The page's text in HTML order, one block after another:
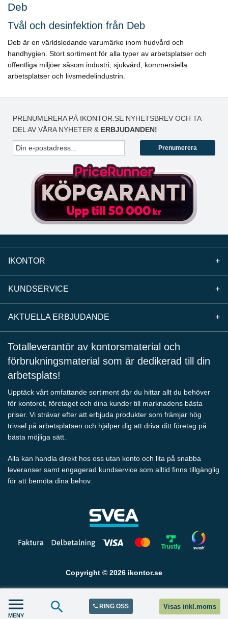
Deb
Tvål och desinfektion från Deb
Deb är en världsledande varumärke inom hudvård och
handhygien. Stort sortiment för alla typer av arbetsplatser och
offentliga miljöer såsom industri, sjukvård, kommersiella
arbetsplatser och livsmedelindustrin.
PRENUMERERA PÅ IKONTOR.SE NYHETSBREV OCH TA
DEL AV VÅRA NYHETER & ERBJUDANDEN!
Prenumerera
IKONTOR +
KUNDSERVICE +
AKTUELLA ERBJUDANDE +
Totalleverantör av kontorsmaterial och
förbrukningsmaterial som är dedikerad till din
arbetsplats!
Upptäck vårt omfattande sortiment där du hittar allt du behöver
för kontoret, företaget och dina kunder till marknadens bästa
priser. Vi strävar efter att erbjuda produkter som främjar hög
trivsel på arbetsplatsen och hjälper dig att driva ditt företag på
bästa möjliga sätt.
Alla kan handla direkt hos oss utan konto och lita på snabba
leveranser samt engagerad kundservice som alltid finns tillgänglig
för att bemöta dina behov.
Copyright © 2026 ikontor.se
MENY
RING OSS Visas inkl.moms